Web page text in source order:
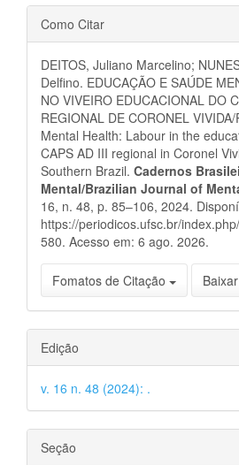
Detalhes
do
artigo
Como Citar
DEITOS, Juliano Marcelino;
Delfino. EDUCAÇÃO E SAÚDE
NO VIVEIRO EDUCACIONAL DO
REGIONAL DE CORONEL
Mental Health: Labour in the
CAPS AD III regional in Coronel
Southern Brazil. Cadernos
Mental/Brazilian Journal of
16, n. 48, p. 85–106, 2024.
https://periodicos.ufsc.br/
580. Acesso em: 6 ago. 2026.
Fomatos de Citação
Edição
v. 16 n. 48 (2024): .
Seção